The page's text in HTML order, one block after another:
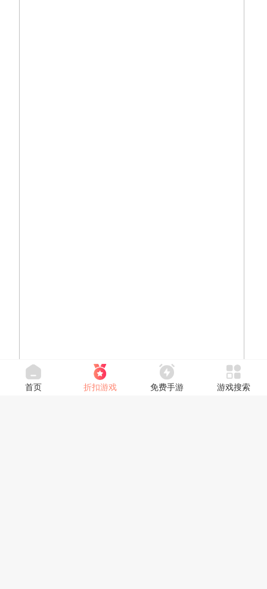
首页 折扣游戏 免费手游 游戏搜索